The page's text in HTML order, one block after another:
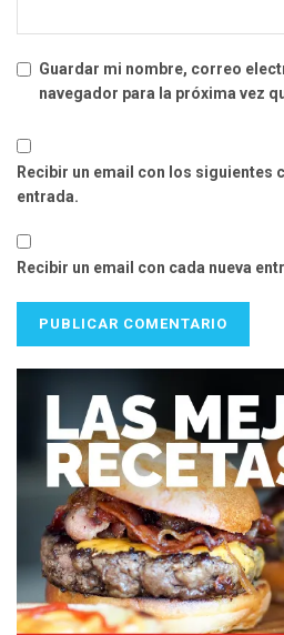
Guardar mi nombre, correo
navegador para la próxima vez
Recibir un email con los siguientes
entrada.
Recibir un email con cada nueva